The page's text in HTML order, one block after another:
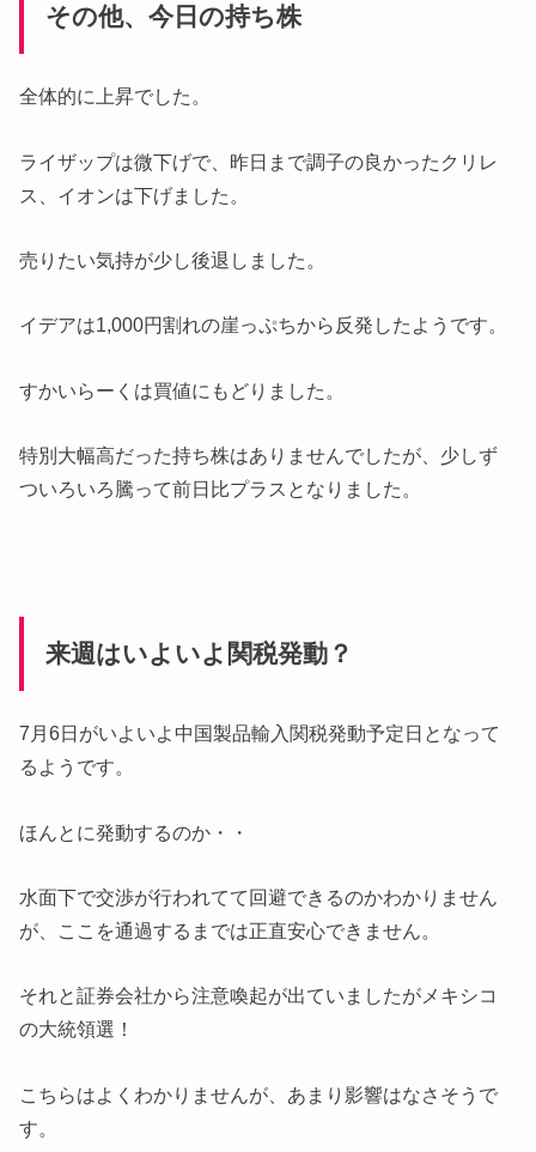
その他、今日の持ち株
全体的に上昇でした。
ライザップは微下げで、昨日まで調子の良かったクリレ
ス、イオンは下げました。
売りたい気持が少し後退しました。
イデアは1,000円割れの崖っぷちから反発したようです。
すかいらーくは買値にもどりました。
特別大幅高だった持ち株はありませんでしたが、少しず
ついろいろ騰って前日比プラスとなりました。
来週はいよいよ関税発動？
7月6日がいよいよ中国製品輸入関税発動予定日となって
るようです。
ほんとに発動するのか・・
水面下で交渉が行われてて回避できるのかわかりません
が、ここを通過するまでは正直安心できません。
それと証券会社から注意喚起が出ていましたがメキシコ
の大統領選！
こちらはよくわかりませんが、あまり影響はなさそうで
す。